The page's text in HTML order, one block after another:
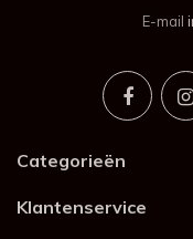
E-mail
Categorieën
Klantenservice